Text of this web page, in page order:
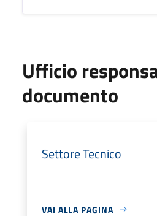
Ufficio
documento
Settore Tecnico
VAI ALLA PAGINA